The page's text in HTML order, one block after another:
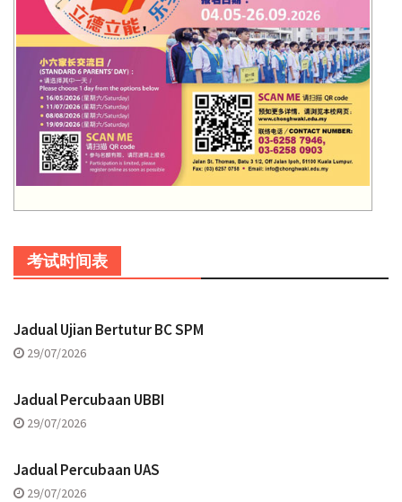
考试时间表
Jadual Ujian Bertutur BC SPM
29/07/2026
Jadual Percubaan UBBI
29/07/2026
Jadual Percubaan UAS
29/07/2026